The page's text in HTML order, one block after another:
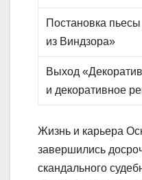
Постановка
из Виндзора»
Выход
и декоративное
Жизнь и карьера
завершились
скандального